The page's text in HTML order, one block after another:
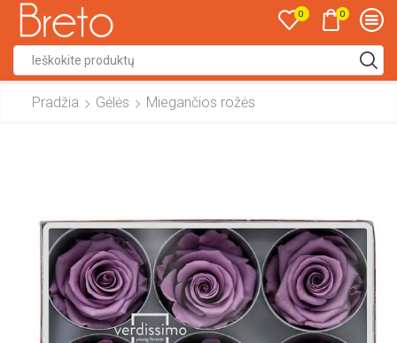
0 0
input
Pradžia Gėlės Miegančios rožės